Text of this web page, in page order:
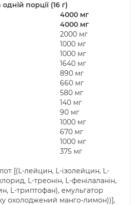
порції (16 г)
4000 мг
4000 мг
2000 мг
1000 мг
1000 мг
1640 мг
890 мг
660 мг
580 мг
140 мг
90 мг
1000 мг
670 мг
1000 мг
375 мг
[(L-лейцин, L-ізолейцин, L-
L-треонін, L-фенілаланін,
L-триптофан), емульгатор
охолоджений манго-лимон))],